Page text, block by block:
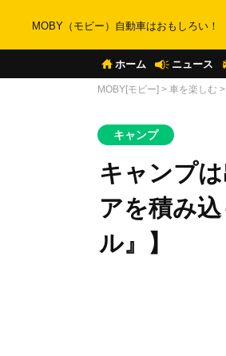
MOBY（モビー）自動車はおもしろい！
ホーム ニュース
MOBY[モビー] > 車を楽しむ >
キャンプ
キャンプ
アを積み
ル』】